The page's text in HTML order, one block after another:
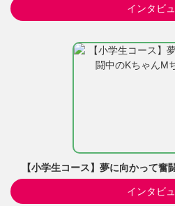
インタビ
【小学生コース】夢に向かって
インタビ